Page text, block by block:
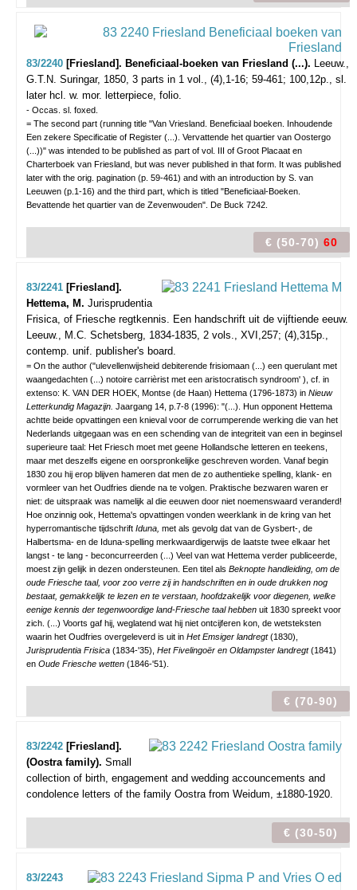
83/2240 [Friesland]. Beneficiaal-boeken van Friesland (...). Leeuw.,
G.T.N. Suringar, 1850, 3 parts in 1 vol., (4),1-16; 59-461; 100,12p., sl.
later hcl. w. mor. letterpiece, folio.
- Occas. sl. foxed.
= The second part (running title "Van Vriesland. Beneficiaal boeken. Inhoudende
Een zekere Specificatie of Register (...). Vervattende het quartier van Oostergo
(...))" was intended to be published as part of vol. III of Groot Placaat en
Charterboek van Friesland, but was never published in that form. It was published
later with the orig. pagination (p. 59-461) and with an introduction by S. van
Leeuwen (p.1-16) and the third part, which is titled "Beneficiaal-Boeken.
Bevattende het quartier van de Zevenwouden". De Buck 7242.
€ (50-70) 60
83/2241 [Friesland].
Hettema, M. Jurisprudentia
Frisica, of Friesche regtkennis. Een handschrift uit de vijftiende eeuw.
Leeuw., M.C. Schetsberg, 1834-1835, 2 vols., XVI,257; (4),315p.,
contemp. unif. publisher's board.
= On the author ("ulevellenwijsheid debiterende frisiomaan (...) een querulant met
waangedachten (...) notoire carrièrist met een aristocratisch syndroom' ), cf. in
extenso: K. VAN DER HOEK, Montse (de Haan) Hettema (1796-1873) in Nieuw
Letterkundig Magazijn. Jaargang 14, p.7-8 (1996): "(...). Hun opponent Hettema
achtte beide opvattingen een knieval voor de corrumperende werking die van het
Nederlands uitgegaan was en een schending van de integriteit van een in beginsel
superieure taal: Het Friesch moet met geene Hollandsche letteren en teekens,
maar met deszelfs eigene en oorspronkelijke geschreven worden. Vanaf begin
1830 zou hij erop blijven hameren dat men de zo authentieke spelling, klank- en
vormleer van het Oudfries diende na te volgen. Praktische bezwaren waren er
niet: de uitspraak was namelijk al die eeuwen door niet noemenswaard veranderd!
Hoe onzinnig ook, Hettema's opvattingen vonden weerklank in de kring van het
hyperromantische tijdschrift Iduna, met als gevolg dat van de Gysbert-, de
Halbertsma- en de Iduna-spelling merkwaardigerwijs de laatste twee elkaar het
langst - te lang - beconcurreerden (...) Veel van wat Hettema verder publiceerde,
moest zijn gelijk in dezen ondersteunen. Een titel als Beknopte handleiding, om de
oude Friesche taal, voor zoo verre zij in handschriften en in oude drukken nog
bestaat, gemakkelijk te lezen en te verstaan, hoofdzakelijk voor diegenen, welke
eenige kennis der tegenwoordige land-Friesche taal hebben uit 1830 spreekt voor
zich. (...) Voorts gaf hij, weglatend wat hij niet ontcijferen kon, de wetsteksten
waarin het Oudfries overgeleverd is uit in Het Emsiger landregt(1830),
Jurisprudentia Frisica (1834-'35), Het Fivelingoër en Oldampster landregt(1841)
en Oude Friesche wetten (1846-'51).
€ (70-90)
83/2242 [Friesland].
(Oostra family). Small
collection of birth, engagement and wedding accouncements and
condolence letters of the family Oostra from Weidum, ±1880-1920.
€ (30-50)
83/2243